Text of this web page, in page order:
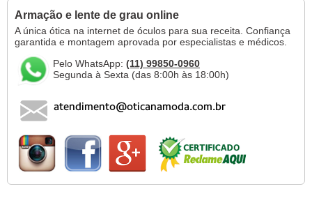
Armação e lente de grau online
A única ótica na internet de óculos para sua receita. Confiança
garantida e montagem aprovada por especialistas e médicos.
Pelo WhatsApp: (11) 99850-0960
Segunda à Sexta (das 8:00h às 18:00h)